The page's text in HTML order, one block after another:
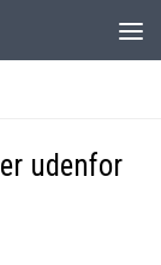
udenfor